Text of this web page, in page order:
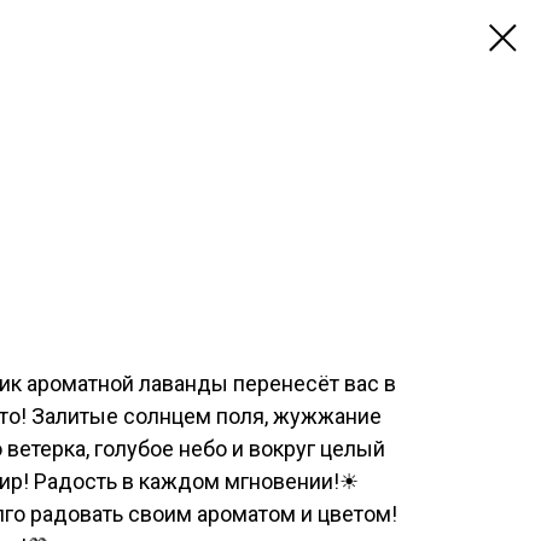
ароматной лаванды перенесёт вас в
Залитые солнцем поля, жужжание
голубое небо и вокруг целый
Радость в каждом мгновении!☀
радовать своим ароматом и цветом!